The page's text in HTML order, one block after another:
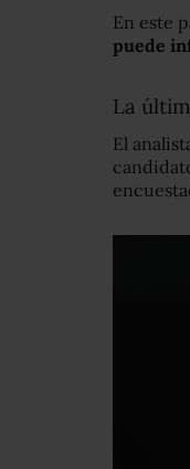
En este
puede
La
El